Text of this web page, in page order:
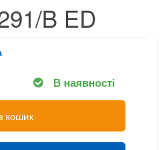
B ED
В наявності
кошик